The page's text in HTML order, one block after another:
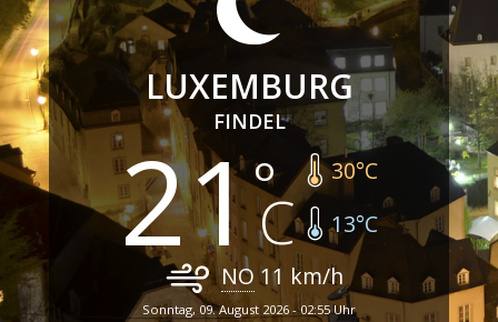
LUXEMBURG
FINDEL
21 30°C
13°C
NO 11 km/h
Sonntag, 09. August 2026 - 02:55 Uhr